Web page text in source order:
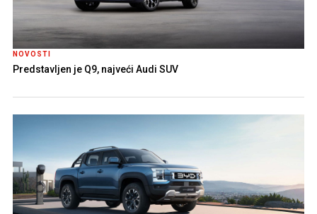
NOVOSTI
Predstavljen je Q9, najveći Audi SUV